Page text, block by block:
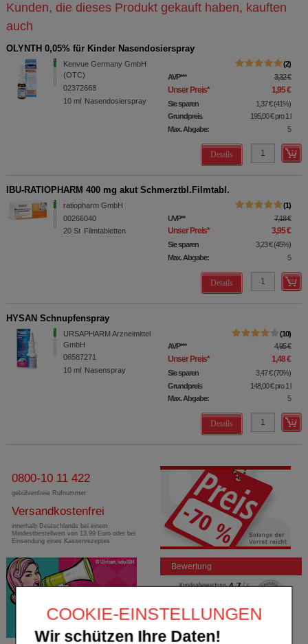
COOKIE-EINSTELLUNGEN
Wir schützen Ihre Daten!
Kunden, die dieses Produkt gekauft haben, kauften
auch
OLYNTH 0,05% für Kinder Nasendosierspray
Kenvue Germany GmbH
(OTC)
02372668
10 ml Nasendosierspray
2
AVP*** 3,32 €
Unser Preis* 1,95 €
Sie sparen 1,37 € (41%)
Grundpreis
195,00 €pro 1 l
Max. Abgabe:
5
Details
IBU-RATIOPHARM 400 mg akut Schmerztbl.Filmtabl.
ratiopharm GmbH
00266040
20 St Filmtabletten
1
UVP** 7,18 €
Unser Preis* 3,95 €
Sie sparen 3,23 € (45%)
Max. Abgabe:
5
Details
HYSAN Schnupfenspray
URSAPHARM Arzneimittel
GmbH
06587271
10 ml Nasenspray
10
AVP*** 4,95 €
Unser Preis* 1,48 €
Sie sparen 3,47 € (70%)
Grundpreis
148,00 €pro 1 l
Max. Abgabe:
5
Details
0800-10 11 422
gebührenfreie Rufnummer
Versandkostenfrei
innerhalb Deutschlands bei einem
Mindestbestellwert von 13,99 Euro oder bei
Einsendung eines Kassenrezeptes
Bewertung